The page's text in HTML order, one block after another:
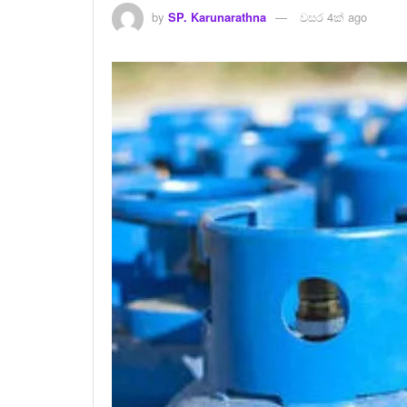
by SP. Karunarathna වසර 4ක් ago